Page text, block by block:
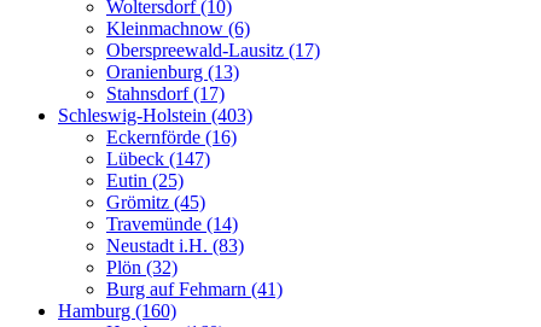
Woltersdorf (10)
Kleinmachnow (6)
Oberspreewald-Lausitz (17)
Oranienburg (13)
Stahnsdorf (17)
Schleswig-Holstein (403)
Eckernförde (16)
Lübeck (147)
Eutin (25)
Grömitz (45)
Travemünde (14)
Neustadt i.H. (83)
Plön (32)
Burg auf Fehmarn (41)
Hamburg (160)